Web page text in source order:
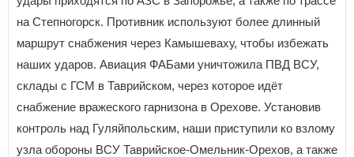
на Степногорск. Противник используют более длинный
маршрут снабжения через Камышеваху, чтобы избежать
наших ударов. Авиация ФАБами уничтожила ПВД ВСУ,
склады с ГСМ в Таврийском, через которое идёт
снабжение вражеского гарнизона в Орехове. Установив
контроль над Гуляйпольским, наши приступили ко взлому
узла обороны ВСУ Таврийское-Омельник-Орехов, а также